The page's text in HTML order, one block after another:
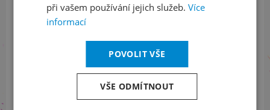
Informace o stavu objednávek
+420 461 049 232
Informace o programu
při vašem používání jejich služeb. Více
informací
POVOLIT VŠE
VŠE ODMÍTNOUT